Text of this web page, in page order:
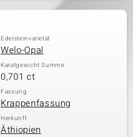
Edelsteinvarietät
Welo-Opal
Karatgewicht Summe
0,701 ct
Fassung
Krappenfassung
Herkunft
Äthiopien